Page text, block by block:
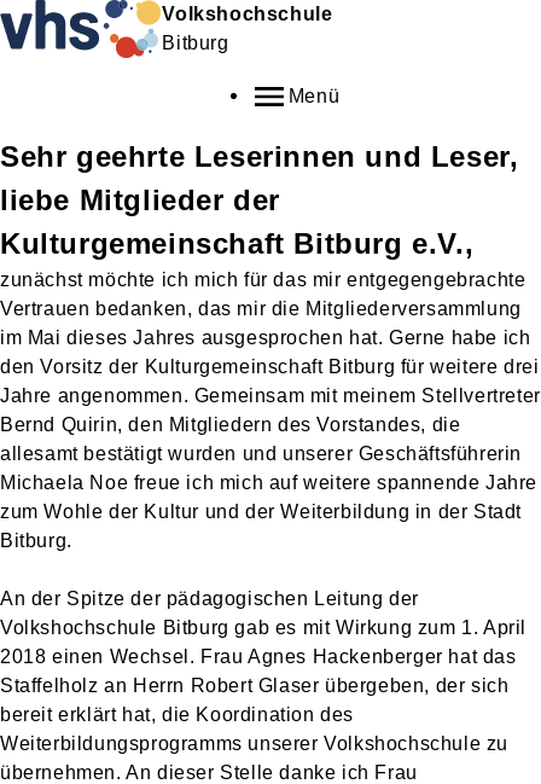
Volkshochschule
Bitburg
Menü
Sehr geehrte Leserinnen und Leser,
liebe Mitglieder der
Kulturgemeinschaft Bitburg e.V.,
zunächst möchte ich mich für das mir entgegengebrachte
Vertrauen bedanken, das mir die Mitgliederversammlung
im Mai dieses Jahres ausgesprochen hat. Gerne habe ich
den Vorsitz der Kulturgemeinschaft Bitburg für weitere drei
Jahre angenommen. Gemeinsam mit meinem Stellvertreter
Bernd Quirin, den Mitgliedern des Vorstandes, die
allesamt bestätigt wurden und unserer Geschäftsführerin
Michaela Noe freue ich mich auf weitere spannende Jahre
zum Wohle der Kultur und der Weiterbildung in der Stadt
Bitburg.
An der Spitze der pädagogischen Leitung der
Volkshochschule Bitburg gab es mit Wirkung zum 1. April
2018 einen Wechsel. Frau Agnes Hackenberger hat das
Staffelholz an Herrn Robert Glaser übergeben, der sich
bereit erklärt hat, die Koordination des
Weiterbildungsprogramms unserer Volkshochschule zu
übernehmen. An dieser Stelle danke ich Frau